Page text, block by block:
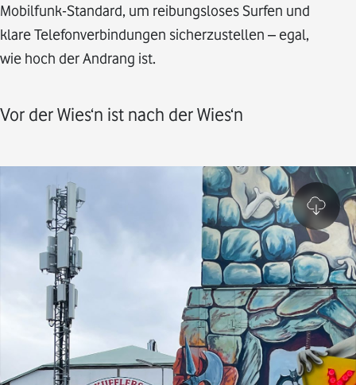
Mobilfunk-Standard, um reibungsloses Surfen und
klare Telefonverbindungen sicherzustellen – egal,
wie hoch der Andrang ist.
Vor der Wies‘n ist nach der Wies‘n